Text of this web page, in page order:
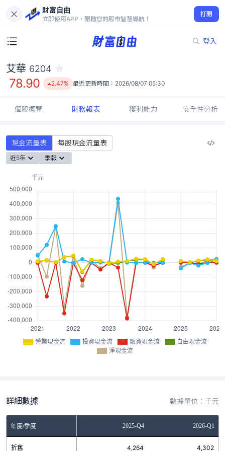
財富自由
立即使用APP，開啟您的股市智慧導航！
打開
登入
78.90
2.47%
艾華 6204
78.90 2.47% 最近更新時間： 2026/08/07 05:30
個股概覽 財務報表 獲利能力 安全性分析
現金流量表 每股現金流量表
近5年 季報
營業現金流 投資現金流 融資現金流
自由現金流
淨現金流
詳細數據 數據單位：千元
年度/季度 2025-Q4 2026-Q1
折舊 4,264 4,302